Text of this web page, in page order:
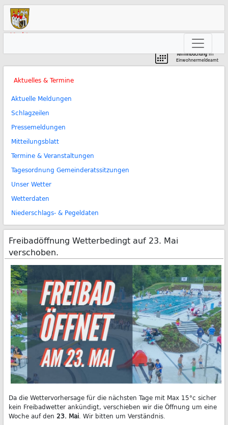
Markt
Terminbuchungim
Einwohnermeldeamt
Aktuelles & Termine
Aktuelle Meldungen
Schlagzeilen
Pressemeldungen
Mitteilungsblatt
Termine & Veranstaltungen
Tagesordnung Gemeinderatssitzungen
Unser Wetter
Wetterdaten
Niederschlags- & Pegeldaten
Freibadöffnung Wetterbedingt auf 23. Mai
verschoben.
Da die Wettervorhersage für die nächsten Tage mit Max 15°c sicher
kein Freibadwetter ankündigt, verschieben wir die Öffnung um eine
Woche auf den 23. Mai. Wir bitten um Verständnis.